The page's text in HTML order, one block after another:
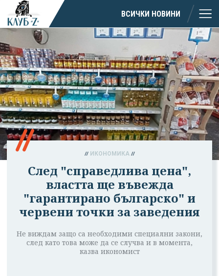
ВСИЧКИ НОВИНИ
ИКОНОМИКА
След "справедлива цена",
властта ще въвежда
"гарантирано българско" и
червени точки за заведения
Не виждам защо са необходими специални закони,
след като това може да се случва и в момента,
казва икономист